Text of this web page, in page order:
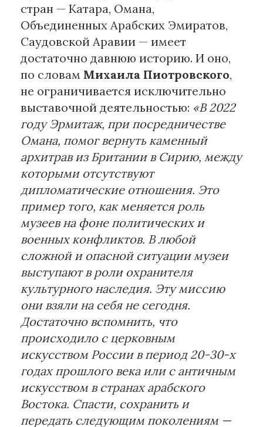
стран — Катара, Омана,
Объединенных Арабских Эмиратов,
Саудовской Аравии — имеет
достаточно давнюю историю. И оно,
по словам Михаила Пиотровского,
не ограничивается исключительно
выставочной деятельностью: «В 2022
году Эрмитаж, при посредничестве
Омана, помог вернуть каменный
архитрав из Британии в Сирию, между
которыми отсутствуют
дипломатические отношения. Это
пример того, как меняется роль
музеев на фоне политических и
военных конфликтов. В любой
сложной и опасной ситуации музеи
выступают в роли охранителя
культурного наследия. Эту миссию
они взяли на себя не сегодня.
Достаточно вспомнить, что
происходило с церковным
искусством России в период 20-30-х
годах прошлого века или с античным
искусством в странах арабского
Востока. Спасти, сохранить и
передать следующим поколениям —